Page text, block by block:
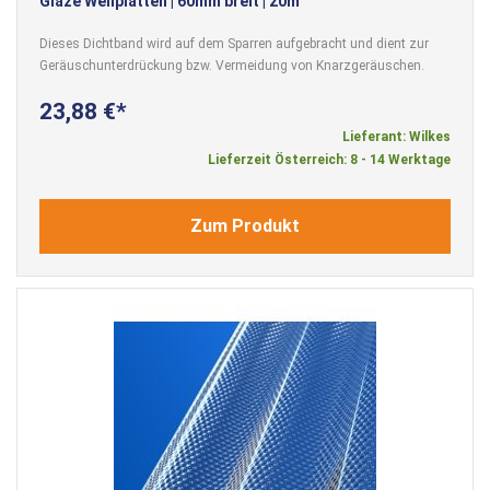
Dieses Dichtband wird auf dem Sparren aufgebracht und dient zur
Geräuschunterdrückung bzw. Vermeidung von Knarzgeräuschen.
23,88 €
Lieferant: Wilkes
Lieferzeit Österreich: 8 - 14 Werktage
Zum Produkt